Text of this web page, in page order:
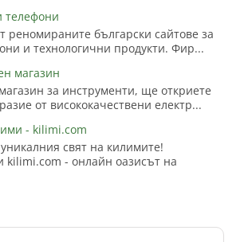
телефони
реномираните български сайтове за
и технологични продукти. Фир...
магазин
за инструменти, ще откриете
от висококачествени електр...
- kilimi.com
свят на килимите!
kilimi.com - онлайн оазисът на